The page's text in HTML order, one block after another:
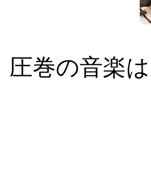
圧巻の音楽